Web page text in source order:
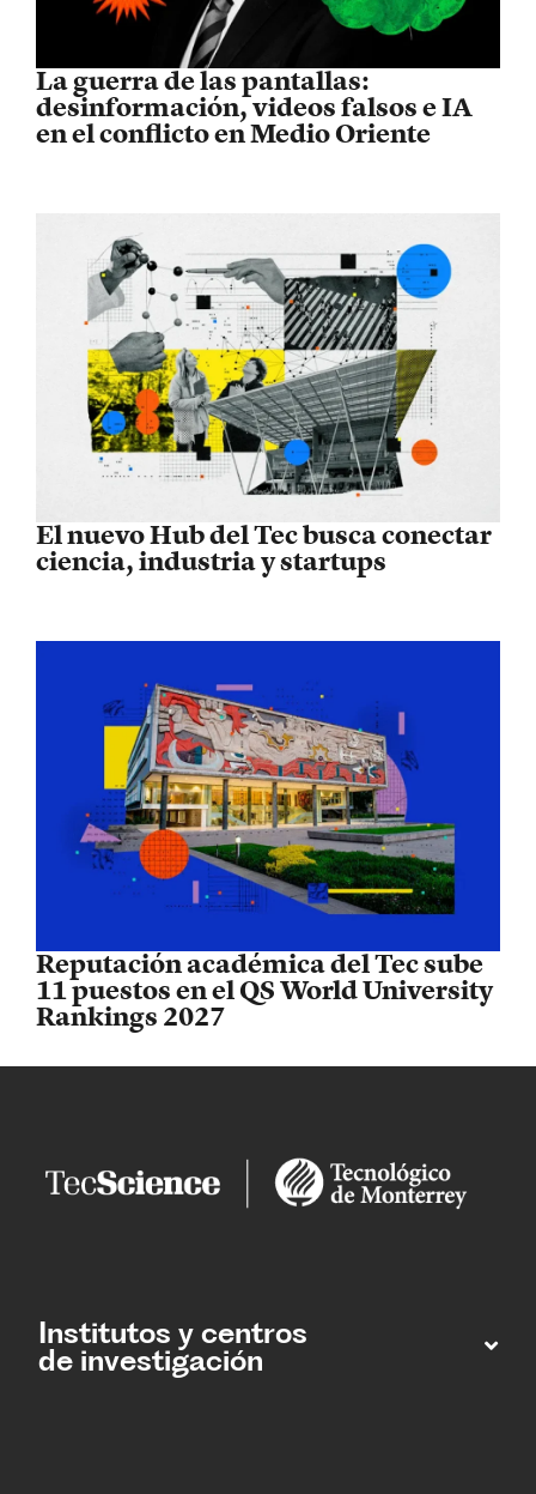
La guerra de las pantallas:
desinformación, videos falsos e IA
en el conflicto en Medio Oriente
El nuevo Hub del Tec busca conectar
ciencia, industria y startups
Reputación académica del Tec sube
11 puestos en el QS World University
Rankings 2027
Institutos y centros
de investigación